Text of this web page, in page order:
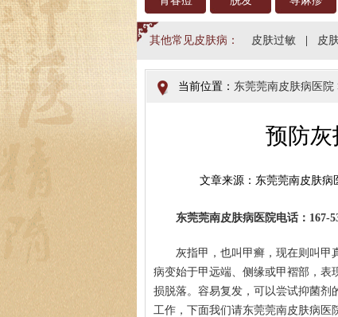
其他常见皮肤病： 皮肤过敏 皮
当前位置： 东莞莞南皮肤病医院
预防
文章来源：东莞莞南皮肤病
东莞莞南皮肤病医院电话：167-
灰指甲，也叫甲癣，现在则叫甲
病变始于甲远端、侧缘或甲褶部，表
损脱落。容易复发，可以尝试抑菌剂
工作，下面我们请东莞莞南皮肤病医